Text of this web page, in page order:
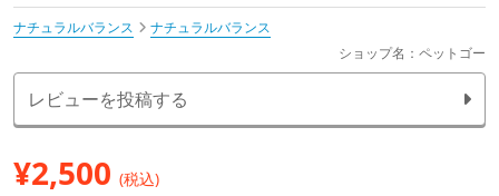
ナチュラルバランス
ナチュラルバランス
ショップ名：ペットゴー
レビューを投稿する
¥2,500 (税込)